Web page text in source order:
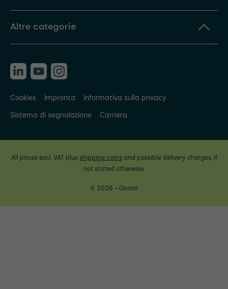
Altre categorie
Cookies Impronta
Informativa sulla privacy
Sistema di segnalazione
Carriera
All prices excl. VAT plus shipping costsand possible delivery charges, if
not stated otherwise.
© 2026 - Ocono